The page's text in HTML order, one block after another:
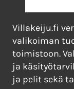
Villakeiju.fi
valikoiman
toimistoon.
ja
ja pelit sekä